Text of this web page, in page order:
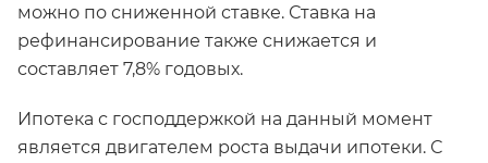
можно по сниженной ставке. Ставка на
рефинансирование также снижается и
составляет 7,8% годовых.
Ипотека с господдержкой на данный момент
является двигателем роста выдачи ипотеки. С